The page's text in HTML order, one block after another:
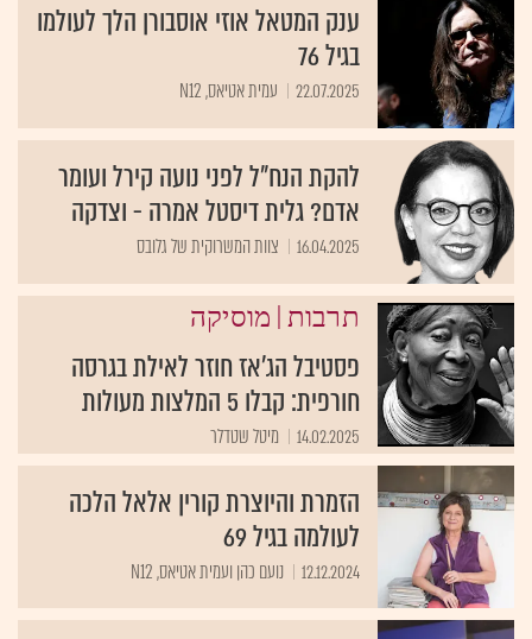
ענק המטאל אוזי אוסבורן הלך לעולמו
בגיל 76
22.07.2025 עמית אטיאס, N12
להקת הנח"ל לפני נועה קירל ועומר
אדם? גלית דיסטל אמרה - וצדקה
16.04.2025 צוות המשרוקית של גלובס
תרבות | מוסיקה
פסטיבל הג'אז חוזר לאילת בגרסה
חורפית: קבלו 5 המלצות מעולות
14.02.2025 מיטל שטדלר
הזמרת והיוצרת קורין אלאל הלכה
לעולמה בגיל 69
12.12.2024 נועם כהן ועמית אטיאס, N12